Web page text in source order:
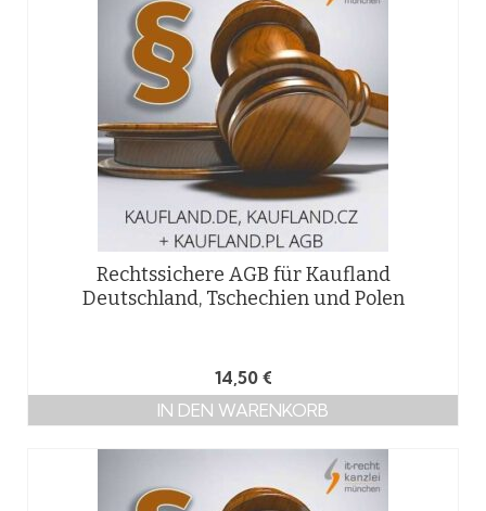
Rechtssichere AGB für Kaufland
Deutschland, Tschechien und Polen
14,50 €
IN DEN WARENKORB